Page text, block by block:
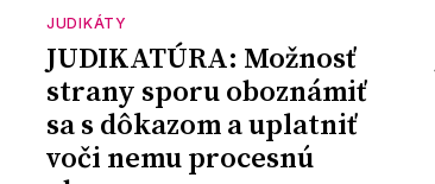
JUDIKÁTY
JUDIKATÚRA: Možnosť
strany sporu oboznámiť
sa s dôkazom a uplatniť
voči nemu procesnú